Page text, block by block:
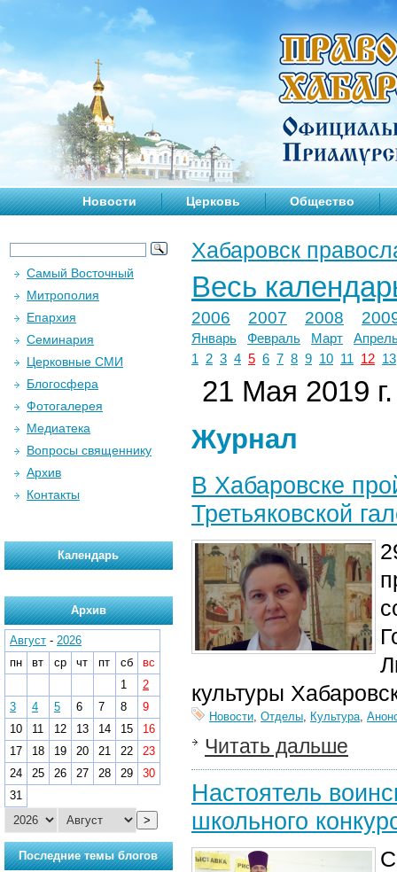
Новости Церковь Общество
Хабаровск
Весь
2006 2007 2008
Январь Февраль Март
1
2 3 4 5 6 7 8 9 10 11 12 13
21 Мая 2019 г.
Журнал
В Хабаровске
Третьяковской
культуры
Новости, Отделы, Культура,
Читать дальше
Настоятель
школьного
Самый Восточный
Митрополия
Епархия
Семинария
Церковные СМИ
Блогосфера
Фотогалерея
Медиатека
Вопросы священнику
Архив
Контакты
Календарь
Архив
Август - 2026
пн
вт ср чт пт сб
вс
1
2
3
4 5 6 7 8
9
10
11 12 13 14 15
16
17
18 19 20 21 22
23
24
25 26 27 28 29
30
31
>
Последние темы блогов